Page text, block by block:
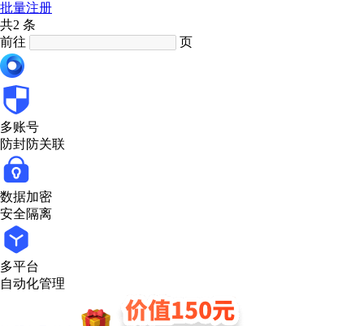
批量注册
共2 条
前往
页
多账号
防封防关联
数据加密
安全隔离
多平台
自动化管理